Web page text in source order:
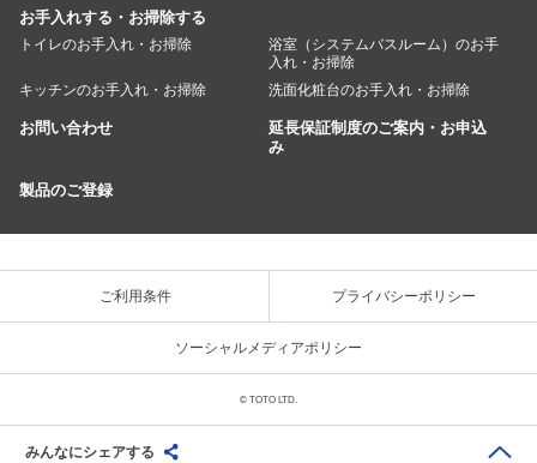
お手入れする・お掃除する
トイレのお手入れ・お掃除
浴室（システムバスルーム）のお手
入れ・お掃除
キッチンのお手入れ・お掃除
洗面化粧台のお手入れ・お掃除
お問い合わせ
延長保証制度のご案内・お申込
み
製品のご登録
ご利用条件 プライバシーポリシー
ソーシャルメディアポリシー
みんなにシェアする
© TOTO LTD.